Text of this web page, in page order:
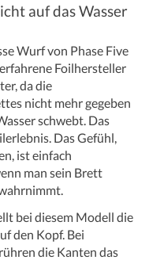
auf das Wasser
Wurf von Phase Five
Foilhersteller
da die
nicht mehr gegeben
schwebt. Das
Das Gefühl,
ist einfach
man sein Brett
bei diesem Modell die
den Kopf. Bei
die Kanten das